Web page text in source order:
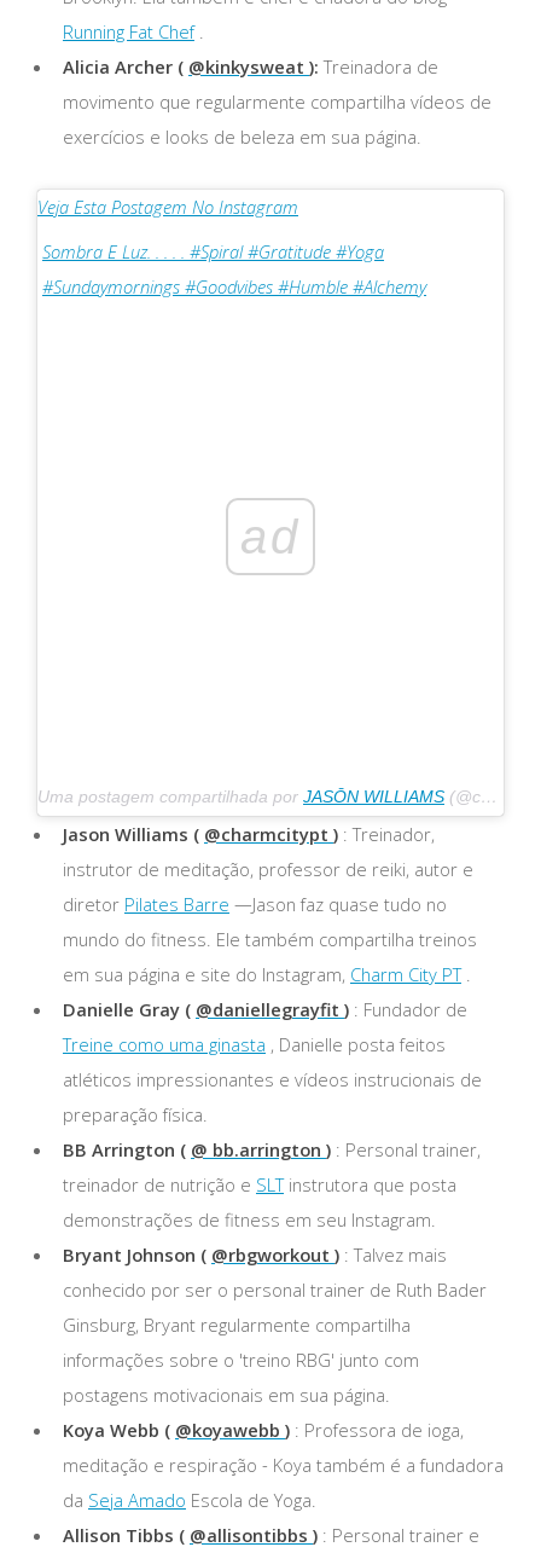
Running Fat Chef.
Alicia Archer ( @kinkysweat ): Treinadora de
movimento que regularmente compartilha vídeos de
exercícios e looks de beleza em sua página.
Veja Esta Postagem No Instagram
Sombra E Luz. . . . . #spiral #gratitude #yoga
#sundaymornings #goodvibes #humble #alchemy
ad
Uma postagem compartilhada por JASŌN WILLIAMS (@charmcitypt) em 25 de abril de 2020 às 22h48 PDT
Jason Williams ( @charmcitypt ): Treinador,
instrutor de meditação, professor de reiki, autor e
diretor Pilates Barre —Jason faz quase tudo no
mundo do fitness. Ele também compartilha treinos
em sua página e site do Instagram, Charm City PT.
Danielle Gray ( @daniellegrayfit ): Fundador de
Treine como uma ginasta , Danielle posta feitos
atléticos impressionantes e vídeos instrucionais de
preparação física.
BB Arrington ( @ bb.arrington ): Personal trainer,
treinador de nutrição e SLTinstrutora que posta
demonstrações de fitness em seu Instagram.
Bryant Johnson ( @rbgworkout ): Talvez mais
conhecido por ser o personal trainer de Ruth Bader
Ginsburg, Bryant regularmente compartilha
informações sobre o 'treino RBG' junto com
postagens motivacionais em sua página.
Koya Webb ( @koyawebb ): Professora de ioga,
meditação e respiração - Koya também é a fundadora
da Seja Amado Escola de Yoga.
Allison Tibbs ( @allisontibbs ): Personal trainer e